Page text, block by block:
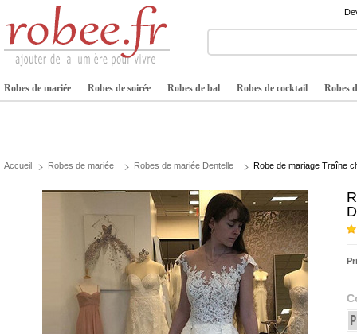
Robes de mariée Robes de soirée Robes de bal Robes de cocktail Robes
Accueil Robes de mariée Robes de mariée Dentelle Robe de mariage Traîne